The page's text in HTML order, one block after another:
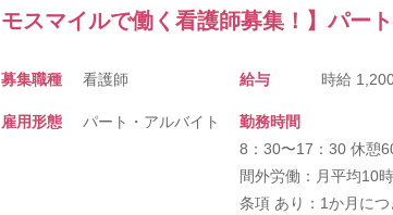
モスマイルで働く看護師募集！】パー
募集職種 看護師 給与 時給
雇用形態 パート・アルバイト
勤務時間
8：30〜17：30 休憩
間外労働：月平均10
条項 あり：1か月に